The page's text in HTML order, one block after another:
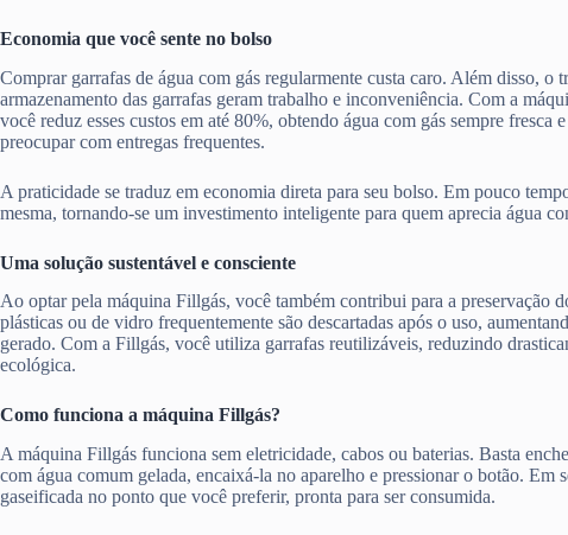
Economia que você sente no bolso
Comprar garrafas de água com gás regularmente custa caro. Além disso, o
armazenamento das garrafas geram trabalho e inconveniência. Com a
você reduz esses custos em até 80%, obtendo água com gás sempre fresca
preocupar com entregas frequentes.
A praticidade se traduz em economia direta para seu bolso. Em pouco
mesma, tornando-se um investimento inteligente para quem aprecia água
Uma solução sustentável e consciente
Ao optar pela máquina Fillgás, você também contribui para a preservação
plásticas ou de vidro frequentemente são descartadas após o uso,
gerado. Com a Fillgás, você utiliza garrafas reutilizáveis, reduzindo
ecológica.
Como funciona a máquina Fillgás?
A máquina Fillgás funciona sem eletricidade, cabos ou baterias. Basta
com água comum gelada, encaixá-la no aparelho e pressionar o botão. Em
gaseificada no ponto que você preferir, pronta para ser consumida.